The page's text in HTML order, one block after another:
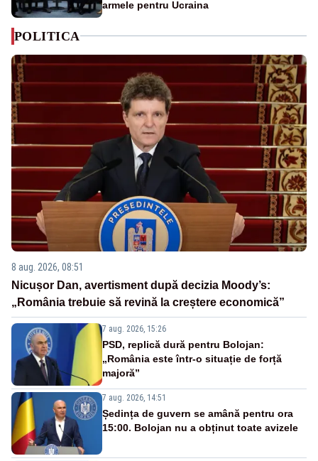
armele pentru Ucraina
POLITICA
8 aug. 2026, 08:51
Nicușor Dan, avertisment după decizia Moody’s:
„România trebuie să revină la creștere economică”
7 aug. 2026, 15:26
PSD, replică dură pentru Bolojan:
„România este într-o situație de forță
majoră”
7 aug. 2026, 14:51
Ședința de guvern se amână pentru ora
15:00. Bolojan nu a obținut toate avizele